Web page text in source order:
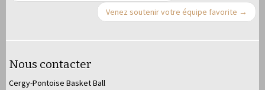
Venez soutenir votre équipe favorite →
Nous contacter
Cergy-Pontoise Basket Ball